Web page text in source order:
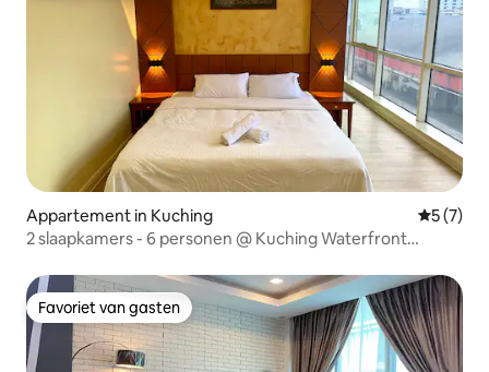
Appartement in Kuching
5 (7)
2 slaapkamers - 6 personen @ Kuching Waterfront
Favoriet van gasten
Favoriet van gasten